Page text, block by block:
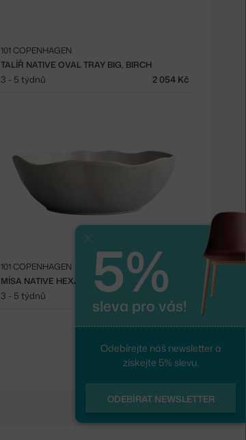
TALÍŘ NATIVE OVAL TRAY BIG, BIRCH
101 COPENHAGEN
3 - 5 týdnů 2 054 Kč
MÍSA NATIVE HEXA, BIRCH
101 COPENHAGEN
3 - 5 týdnů 6 474 Kč
5%
sleva pro vás!
Odebírejte náš newsletter a
získejte 5% slevu.
ODEBÍRAT NEWSLETTER